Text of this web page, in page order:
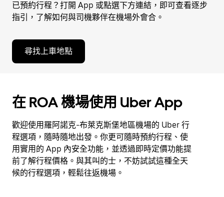
已預約行程？打開 App 或點選下方連結，即可查看逐步
指引，了解如何與司機夥伴在機場外會合。
尋找上車地點
在 ROA 機場使用 Uber App
歡迎使用羅阿諾克-布萊克斯堡地區機場的 Uber 行
程選項，隨時隨地出發。你更可隨時預約行程、使
用實用的 App 內安全功能，並透過即時定價功能提
前了解行程價格。與其叫的士，不妨試試這種全天
候的行程選項，輕鬆往返機場。